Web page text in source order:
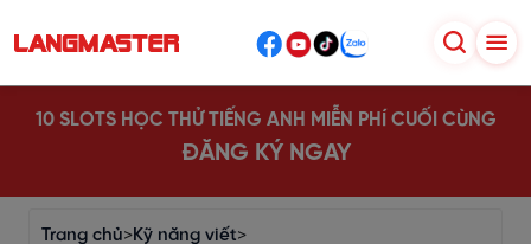
10 SLOTS HỌC THỬ TIẾNG ANH MIỄN PHÍ CUỐI CÙNG
ĐĂNG KÝ NGAY
Trang chủ>Kỹ năng viết>